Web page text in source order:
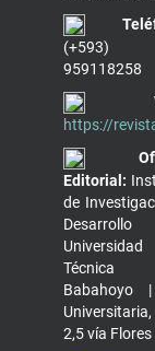
(+593)
959118258
https://
Editorial:
de
Universidad
Babahoyo
2,5 vía Flores